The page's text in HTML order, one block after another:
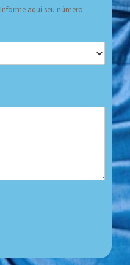
Informe aqui seu número.